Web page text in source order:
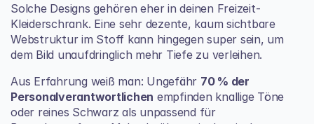
Solche Designs gehören eher in deinen Freizeit-
Kleiderschrank. Eine sehr dezente, kaum sichtbare
Webstruktur im Stoff kann hingegen super sein, um
dem Bild unaufdringlich mehr Tiefe zu verleihen.
Aus Erfahrung weiß man: Ungefähr 70 % der
Personalverantwortlichen empfinden knallige Töne
oder reines Schwarz als unpassend für